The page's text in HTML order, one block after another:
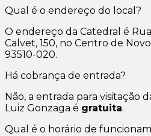
Qual é o endereço do local?
O endereço da Catedral é
Calvet, 150, no Centro de
93510-020.
Há cobrança de entrada?
Não, a entrada para visitação
Luiz Gonzaga é gratuita.
Qual é o horário de